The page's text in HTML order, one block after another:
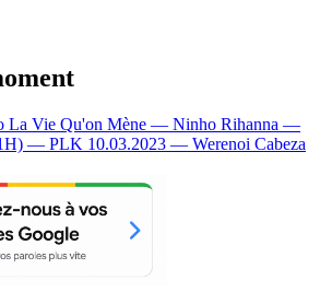
La Vie Qu'on Mène — Ninho Rihanna —
— PLK 10.03.2023 — Werenoi Cabeza